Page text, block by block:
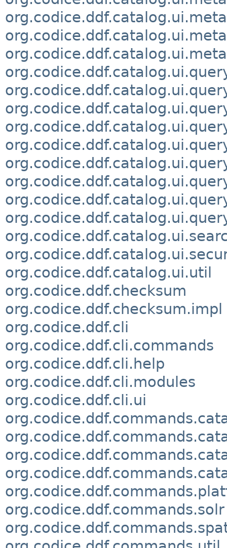
org.codice.ddf.catalog.ui.util
org.codice.ddf.checksum
org.codice.ddf.checksum.impl
org.codice.ddf.cli
org.codice.ddf.cli.commands
org.codice.ddf.cli.help
org.codice.ddf.cli.modules
org.codice.ddf.cli.ui
org.codice.ddf.commands.solr